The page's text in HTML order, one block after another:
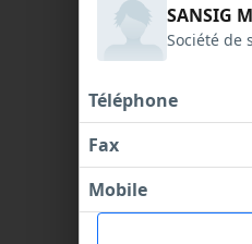
SANSIG
Société de
Téléphone
Fax
Mobile